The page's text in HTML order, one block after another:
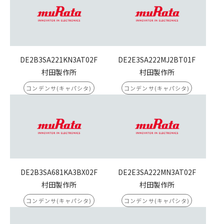
DE2B3SA221KN3AT02F
村田製作所
コンデンサ(キャパシタ)
DE2E3SA222MJ2BT01F
村田製作所
コンデンサ(キャパシタ)
DE2B3SA681KA3BX02F
村田製作所
コンデンサ(キャパシタ)
DE2E3SA222MN3AT02F
村田製作所
コンデンサ(キャパシタ)